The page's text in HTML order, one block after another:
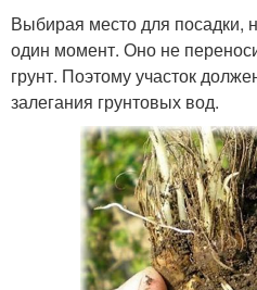
Выбирая место для посадки,
один момент. Оно не
грунт. Поэтому участок
залегания грунтовых вод.